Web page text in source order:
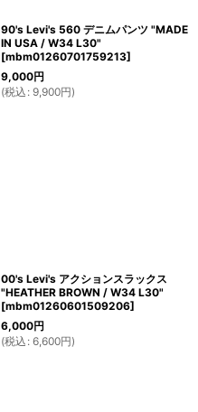
90's Levi's 560 デニムパンツ "MADE
IN USA / W34 L30"
[mbm01260701759213]
9,000円
(税込 : 9,900円)
00's Levi's アクションスラックス
"HEATHER BROWN / W34 L30"
[mbm01260601509206]
6,000円
(税込 : 6,600円)